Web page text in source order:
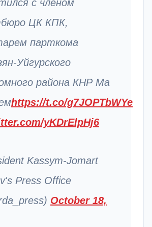
с членом
ЦК КПК,
парткома
Уйгурского
района КНР Ма
https://t.co/g7JOPTbWYe
yKDrElpHj6
Kassym-Jomart
Press Office
October 18,